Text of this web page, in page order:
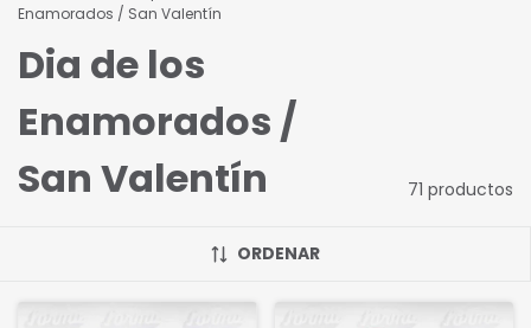
Enamorados / San Valentín
Dia de los
Enamorados /
San Valentín
71 productos
ORDENAR